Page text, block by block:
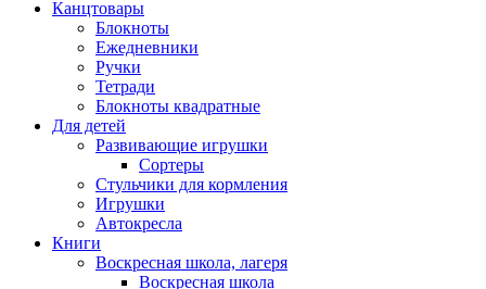
Канцтовары
Блокноты
Ежедневники
Ручки
Тетради
Блокноты квадратные
Для детей
Развивающие игрушки
Сортеры
Стульчики для кормления
Игрушки
Автокресла
Книги
Воскресная школа, лагеря
Воскресная школа